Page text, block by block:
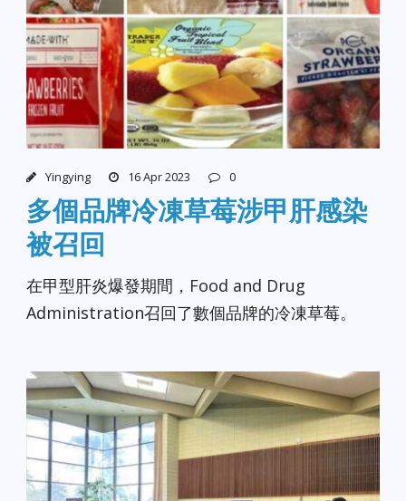
Yingying 16 Apr 2023 0
多個品牌冷凍草莓涉甲肝感染
被召回
在甲型肝炎爆發期間，Food and Drug
Administration召回了數個品牌的冷凍草莓。